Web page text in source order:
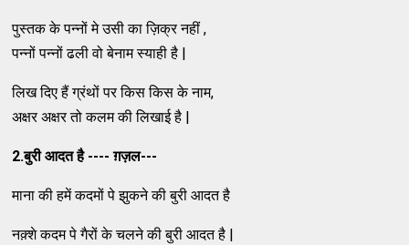
पुस्तक के पन्नों मे उसी का ज़िक्र नहीं ,
पन्नों पन्नों ढली वो बेनाम स्याही है |
लिख दिए हैं ग्रंथों पर किस किस के नाम,
अक्षर अक्षर तो कलम की लिखाई है |
2.बुरी आदत है ---- ग़ज़ल---
माना की हमें कदमों पे झुकने की बुरी आदत है
नक़्शे कदम पे गैरों के चलने की बुरी आदत है |